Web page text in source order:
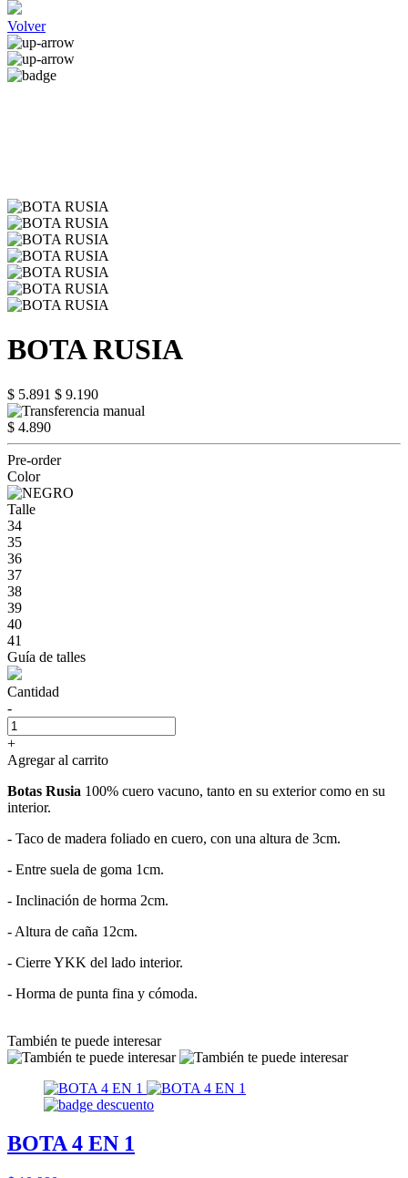
Volver
BOTA RUSIA
$ 5.891 $ 9.190
$ 4.890
Pre-order
Color
Talle
34
35
36
37
38
39
40
41
Guía de talles
Cantidad
-
+
Agregar al carrito
Botas Rusia 100% cuero vacuno, tanto en su exterior como en su
interior.
- Taco de madera foliado en cuero, con una altura de 3cm.
- Entre suela de goma 1cm.
- Inclinación de horma 2cm.
- Altura de caña 12cm.
- Cierre YKK del lado interior.
- Horma de punta fina y cómoda.
También te puede interesar
BOTA 4 EN 1